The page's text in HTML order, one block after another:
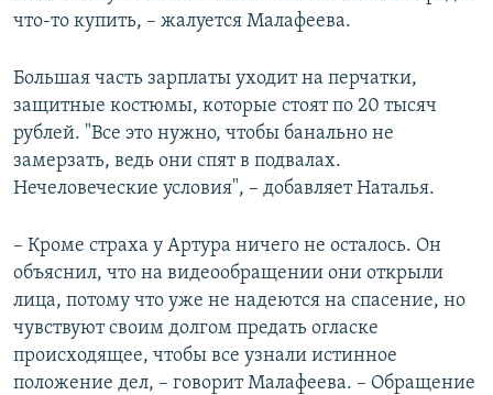
что-то купить, – жалуется Малафеева.
Большая часть зарплаты уходит на перчатки,
защитные костюмы, которые стоят по 20 тысяч
рублей. "Все это нужно, чтобы банально не
замерзать, ведь они спят в подвалах.
Нечеловеческие условия", – добавляет Наталья.
– Кроме страха у Артура ничего не осталось. Он
объяснил, что на видеообращении они открыли
лица, потому что уже не надеются на спасение, но
чувствуют своим долгом предать огласке
происходящее, чтобы все узнали истинное
положение дел, – говорит Малафеева. – Обращение